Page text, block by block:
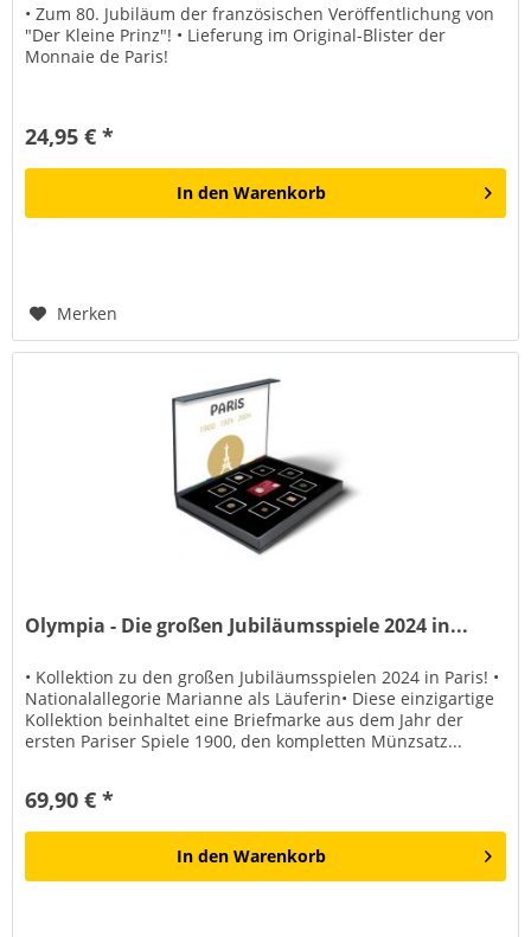
• Zum 80. Jubiläum der französischen Veröffentlichung von
"Der Kleine Prinz"! • Lieferung im Original-Blister der
Monnaie de Paris!
24,95 € *
In den Warenkorb
Merken
Olympia - Die großen Jubiläumsspiele 2024 in...
• Kollektion zu den großen Jubiläumsspielen 2024 in Paris! •
Nationalallegorie Marianne als Läuferin• Diese einzigartige
Kollektion beinhaltet eine Briefmarke aus dem Jahr der
ersten Pariser Spiele 1900, den kompletten Münzsatz...
69,90 € *
In den Warenkorb